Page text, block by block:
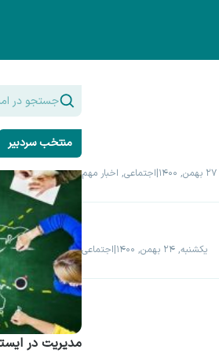
|اجتماعی, اخبار مهم
یکشنبه, ۲۴ بهمن, ۱۴۰۰ |اجتماعی
منتخب سردبیر
مدیریت در